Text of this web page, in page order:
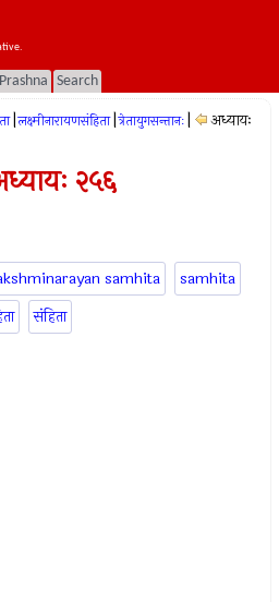
Prashna Search
लक्ष्मीनारायणसंहिता त्रेतायुगसन्तानः
अध्यायः
२५६
samhita
samhita
संहिता